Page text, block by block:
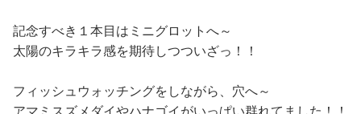
記念すべき１本目はミニグロットへ～
太陽のキラキラ感を期待しつついざっ！！
フィッシュウォッチングをしながら、穴へ～
アマミスズメダイやハナゴイがいっぱい群れてました！！